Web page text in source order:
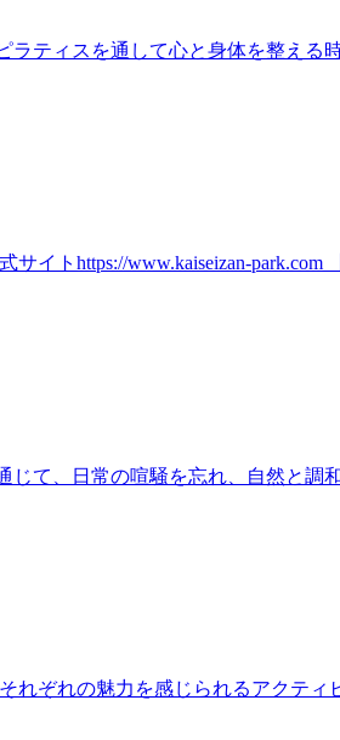
ティスを通して心と身体を整える
イトhttps://www.kaiseizan-park.com
て、日常の喧騒を忘れ、自然と調
れぞれの魅力を感じられるアクティ